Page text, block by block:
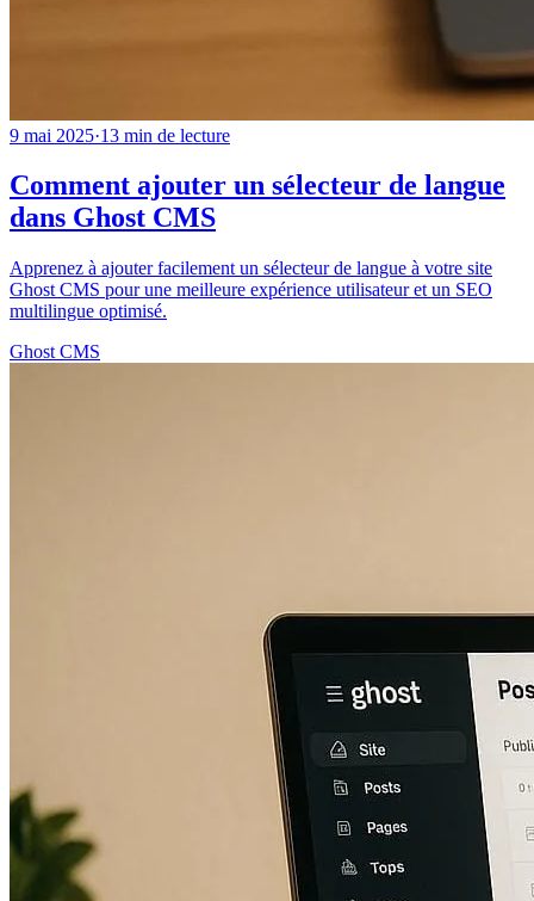
9 mai 2025·13 min de lecture
Comment ajouter un sélecteur de langue
dans Ghost CMS
Apprenez à ajouter facilement un sélecteur de langue à votre site
Ghost CMS pour une meilleure expérience utilisateur et un SEO
multilingue optimisé.
Ghost CMS